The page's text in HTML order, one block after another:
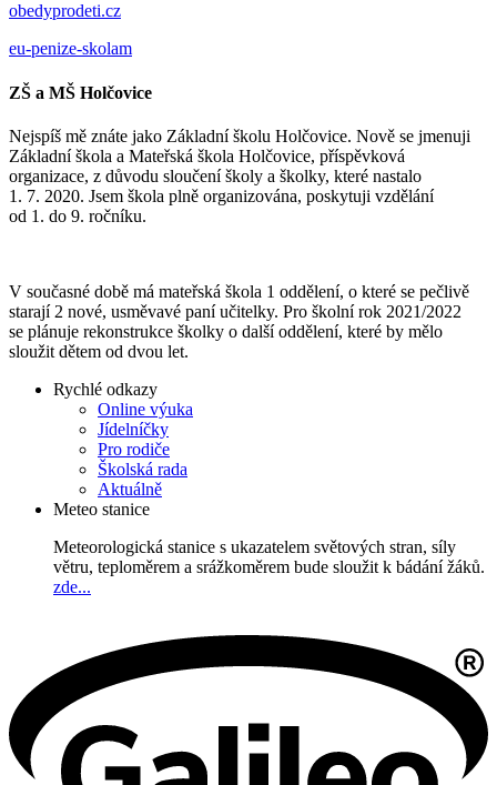
obedyprodeti.cz
eu-penize-skolam
ZŠ a MŠ Holčovice
Nejspíš mě znáte jako Základní školu Holčovice. Nově se jmenuji
Základní škola a Mateřská škola Holčovice, příspěvková
organizace, z důvodu sloučení školy a školky, které nastalo
1. 7. 2020. Jsem škola plně organizována, poskytuji vzdělání
od 1. do 9. ročníku.
V současné době má mateřská škola 1 oddělení, o které se pečlivě
starají 2 nové, usměvavé paní učitelky. Pro školní rok 2021/2022
se plánuje rekonstrukce školky o další oddělení, které by mělo
sloužit dětem od dvou let.
Rychlé odkazy
Online výuka
Jídelníčky
Pro rodiče
Školská rada
Aktuálně
Meteo stanice
Meteorologická stanice s ukazatelem světových stran, síly
větru, teploměrem a srážkoměrem bude sloužit k bádání žáků.
zde...